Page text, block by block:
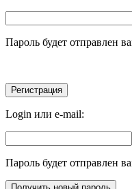
Пароль будет отправлен
Login или e-mail:
Пароль будет отправлен